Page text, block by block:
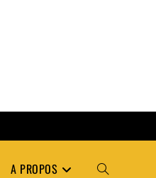
A PROPOS TOGGLE